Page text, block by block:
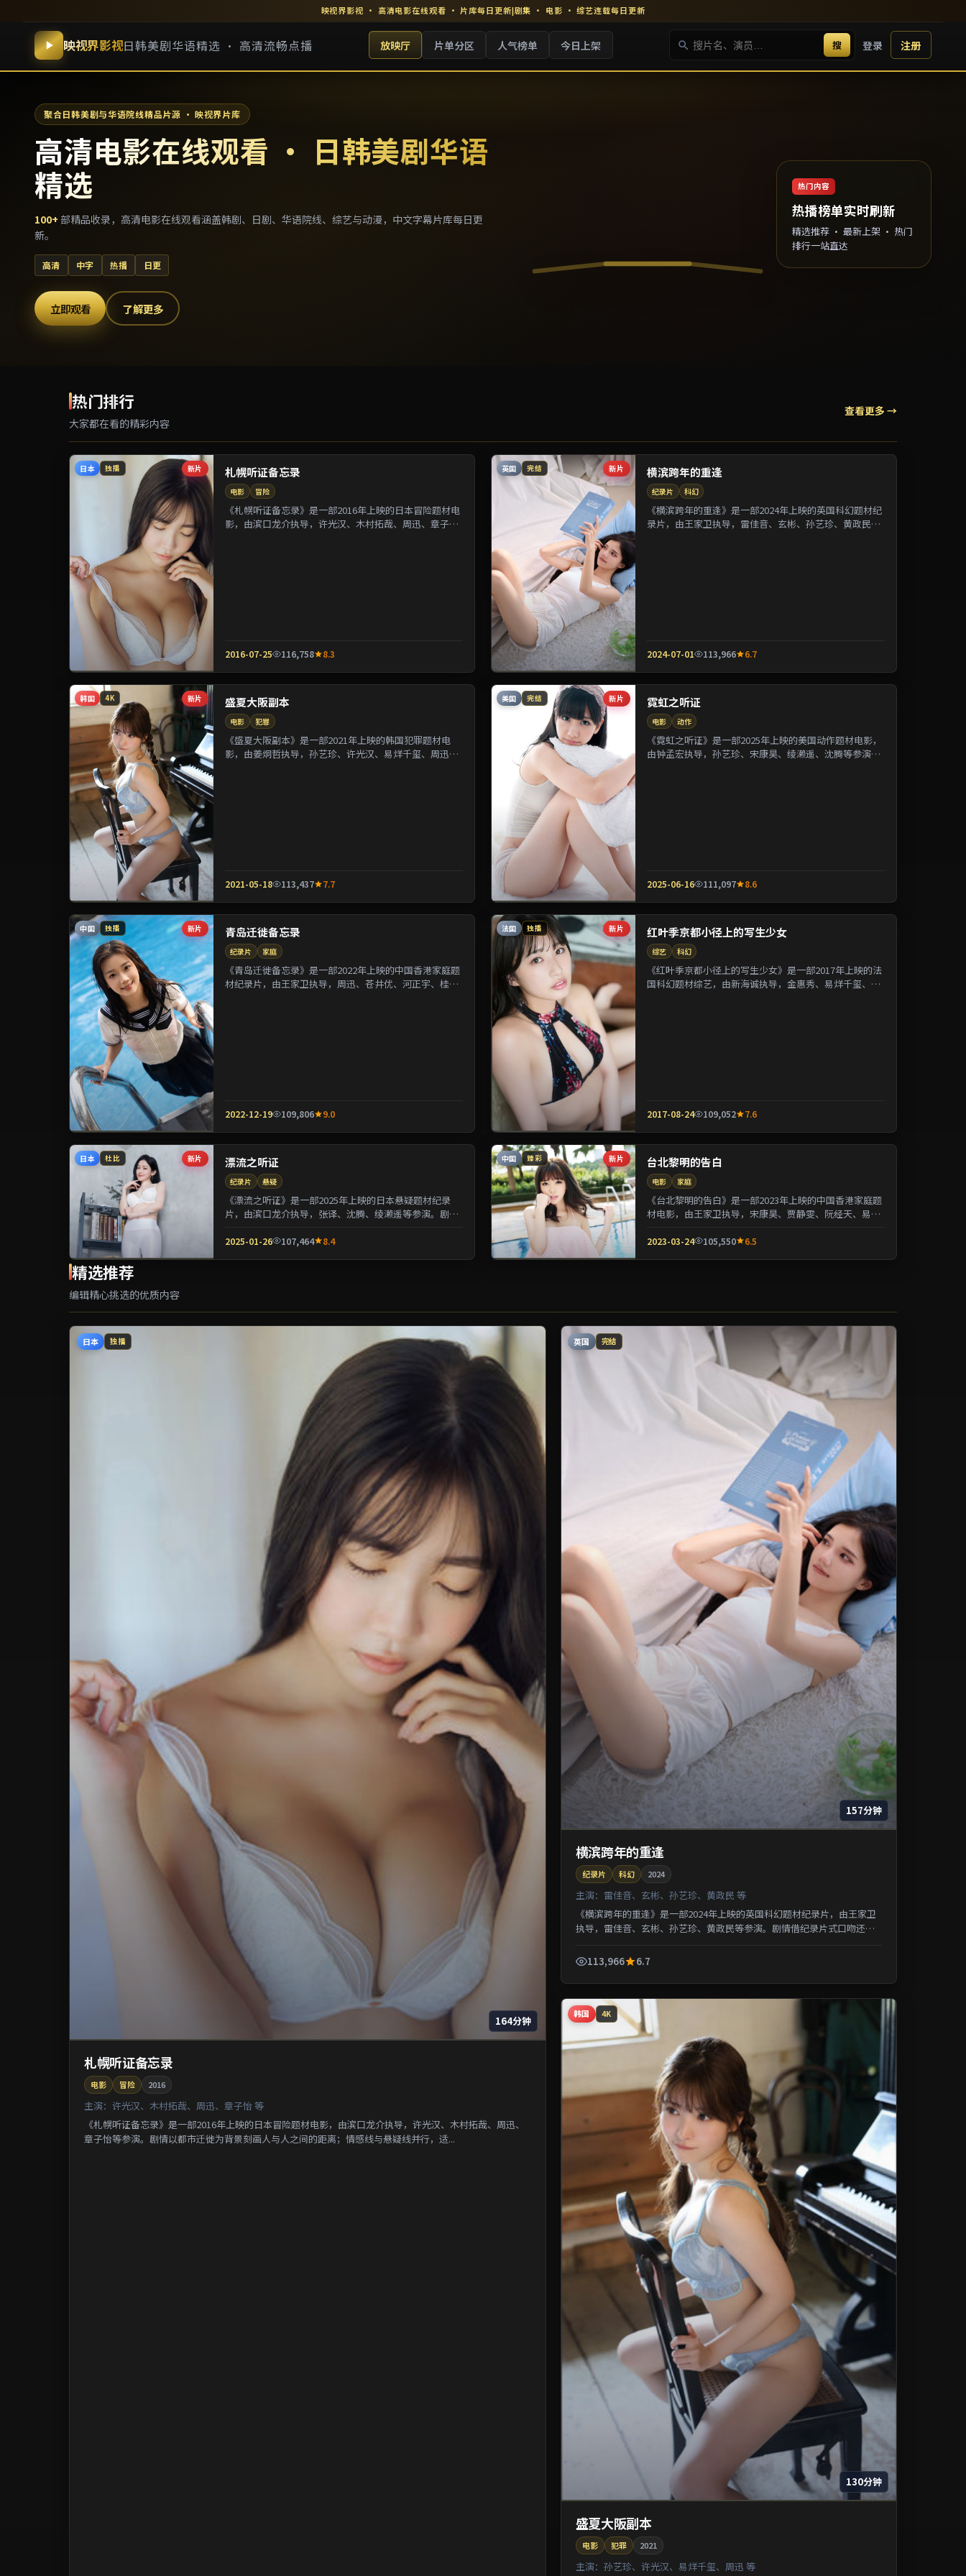
映视界影视 · 高清电影在线观看 · 片库每日更新|剧集 · 电影 · 综艺连载每日更新
映视界影视日韩美剧华语精选 · 高清流畅点播 放映厅 片单分区 人气榜单 今日上架 搜 登录 注册
聚合日韩美剧与华语院线精品片源 · 映视界片库
高清电影在线观看 · 日韩美剧华语
精选
100+ 部精品收录， 高清电影在线观看涵盖韩剧、日剧、华语院线、综艺与动漫，中文字幕片库每日更
新。
高清 中字 热播 日更
立即观看 了解更多
热门内容
热播榜单实时刷新
精选推荐 · 最新上架 · 热门
排行一站直达
热门排行
大家都在看的精彩内容
查看更多 →
新片
日本 独播 札幌听证备忘录
电影 冒险
《札幌听证备忘录》是一部2016年上映的日本冒险题材电
影，由滨口龙介执导，许光汉、木村拓哉、周迅、章子怡
2016-07-25 116,758 8.3
新片
英国 完结 横滨跨年的重逢
纪录片 科幻
《横滨跨年的重逢》是一部2024年上映的英国科幻题材纪
录片，由王家卫执导，雷佳音、玄彬、孙艺珍、黄政民等
2024-07-01 113,966 6.7
新片
韩国 4K 盛夏大阪副本
电影 犯罪
《盛夏大阪副本》是一部2021年上映的韩国犯罪题材电
影，由姜炯哲执导，孙艺珍、许光汉、易烊千玺、周迅等
2021-05-18 113,437 7.7
新片
美国 完结 霓虹之听证
电影 动作
《霓虹之听证》是一部2025年上映的美国动作题材电影，
由钟孟宏执导，孙艺珍、宋康昊、绫濑遥、沈腾等参演。
2025-06-16 111,097 8.6
新片
中国 独播 青岛迁徙备忘录
纪录片 家庭
《青岛迁徙备忘录》是一部2022年上映的中国香港家庭题
材纪录片，由王家卫执导，周迅、苍井优、河正宇、桂纶
2022-12-19 109,806 9.0
新片
法国 独播 红叶季京都小径上的写生少女
综艺 科幻
《红叶季京都小径上的写生少女》是一部2017年上映的法
国科幻题材综艺，由新海诚执导，金惠秀、易烊千玺、张
2017-08-24 109,052 7.6
新片
日本 杜比 漂流之听证
纪录片 悬疑
《漂流之听证》是一部2025年上映的日本悬疑题材纪录
片，由滨口龙介执导，张译、沈腾、绫濑遥等参演。剧情
2025-01-26 107,464 8.4
新片
中国 臻彩 台北黎明的告白
电影 家庭
《台北黎明的告白》是一部2023年上映的中国香港家庭题
材电影，由王家卫执导，宋康昊、贾静雯、阮经天、易烊
2023-03-24 105,550 6.5
精选推荐
编辑精心挑选的优质内容
日本 独播
164分钟
札幌听证备忘录
电影 冒险 2016
主演： 许光汉、木村拓哉、周迅、章子怡 等
《札幌听证备忘录》是一部2016年上映的日本冒险题材电影，由滨口龙介执导，许光汉、木村拓哉、周迅、
章子怡等参演。剧情以都市迁徙为背景刻画人与人之间的距离；情感线与悬疑线并行，适...
英国 完结
157分钟
横滨跨年的重逢
纪录片 科幻 2024
主演： 雷佳音、玄彬、孙艺珍、黄政民 等
《横滨跨年的重逢》是一部2024年上映的英国科幻题材纪录片，由王家卫
执导，雷佳音、玄彬、孙艺珍、黄政民等参演。剧情借纪录片式口吻还原
113,966
6.7
韩国 4K
130分钟
盛夏大阪副本
电影 犯罪 2021
主演： 孙艺珍、许光汉、易烊千玺、周迅 等